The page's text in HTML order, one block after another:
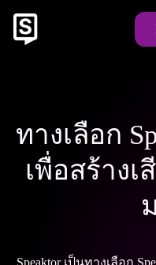
ทางเลือก
เพื่อสร้าง
Speaktor เป็นทางเลือก